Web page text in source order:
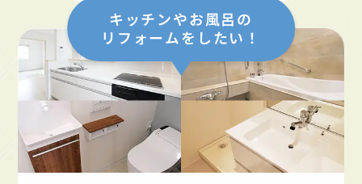
キッチンやお風呂の
リフォームをしたい！